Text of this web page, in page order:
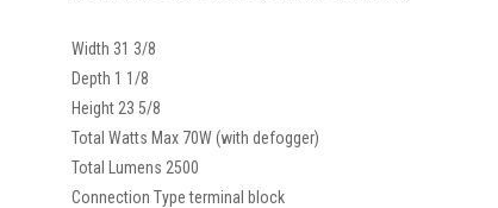
Width 31 3/8
Depth 1 1/8
Height 23 5/8
Total Watts Max 70W (with defogger)
Total Lumens 2500
Connection Type terminal block